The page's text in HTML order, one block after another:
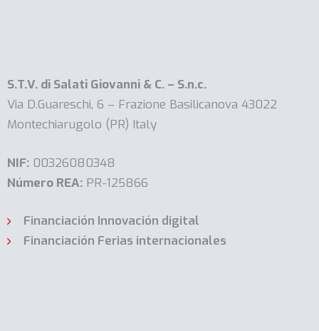
S.T.V. di Salati Giovanni & C. – S.n.c.
Via D.Guareschi, 6 – Frazione Basilicanova 43022
Montechiarugolo (PR) Italy
NIF: 00326080348
Número REA: PR-125866
Financiación Innovación digital
Financiación Ferias internacionales